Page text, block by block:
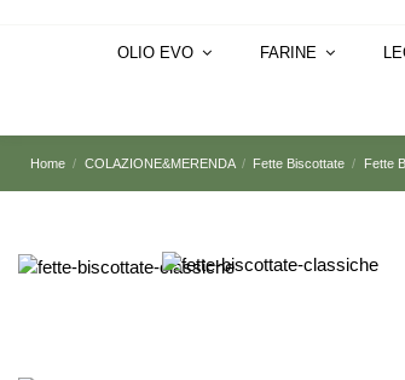
OLIO EVO FARINE
Home COLAZIONE&MERENDA Fette Biscottate Fette